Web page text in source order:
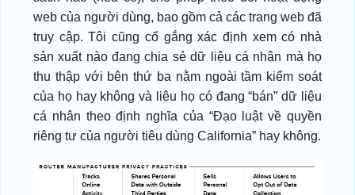
web của người dùng, bao gồm cả các trang web đã
truy cập. Tôi cũng cố gắng xác định xem có nhà
sản xuất nào đang chia sẻ dữ liệu cá nhân mà họ
thu thập với bên thứ ba nằm ngoài tầm kiểm soát
của họ hay không và liệu họ có đang “bán” dữ liệu
cá nhân theo định nghĩa của “Đạo luật về quyền
riêng tư của người tiêu dùng California” hay không.